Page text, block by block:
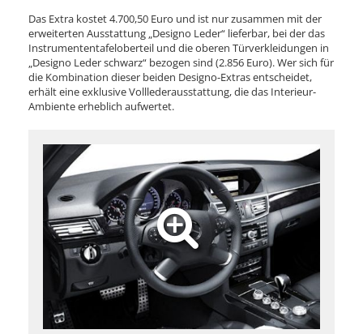
Das Extra kostet 4.700,50 Euro und ist nur zusammen mit der
erweiterten Ausstattung „Designo Leder“ lieferbar, bei der das
Instrumententafeloberteil und die oberen Türverkleidungen in
„Designo Leder schwarz“ bezogen sind (2.856 Euro). Wer sich für
die Kombination dieser beiden Designo-Extras entscheidet,
erhält eine exklusive Volllederausstattung, die das Interieur-
Ambiente erheblich aufwertet.